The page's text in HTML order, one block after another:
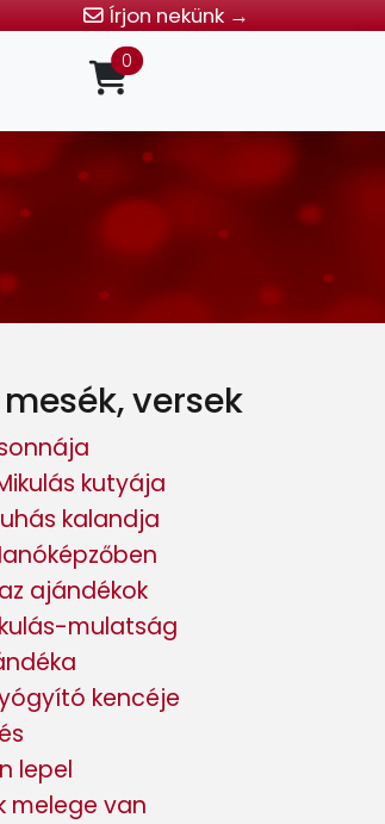
Írjon nekünk →
0
versek
kutyája
kalandja
ajándékok
mulatság
kencéje
lepel
melege van